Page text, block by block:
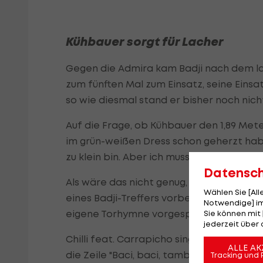
Kühbauer sorgt für Lacher
Gegen die Admira kam Badji nach dem
zum fünften Mal zum Einsatz, seine
so wie diesmal stand er bisher noch
Auf die Frage, ob Kühbauer den 1,89
im grün-weißen Dress schon geherzt
zu klein bin. Aber ich muss ja nicht rauf,
Als wäre das nicht genug, war man bei
eines Badji-Treffers vorbereitet. Als
eigene Torhymne vorgespielt.
Chilli feat. Carrapicho singen im Hit "Tic
die Zeile "Baci, baci, tambo", welche
Wählen Sie
Notwendige]
Sie können
jederzeit über
ALLE
Tracking und